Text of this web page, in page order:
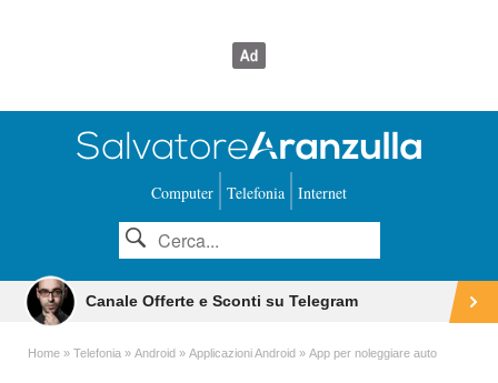
Computer Telefonia Internet
Canale Offerte e Sconti su Telegram
Home Telefonia Android Applicazioni Android App per noleggiare auto